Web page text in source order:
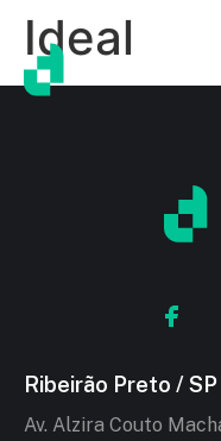
Ideal
Ribeirão Preto / SP
Av. Alzira Couto